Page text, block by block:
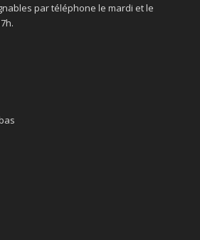
par téléphone le mardi et le